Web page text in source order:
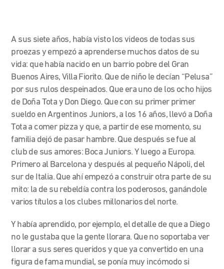
A sus siete años, había visto los videos de todas sus
proezas y empezó a aprenderse muchos datos de su
vida: que había nacido en un barrio pobre del Gran
Buenos Aires, Villa Fiorito. Que de niño le decían “Pelusa”
por sus rulos despeinados. Que era uno de los ocho hijos
de Doña Tota y Don Diego. Que con su primer primer
sueldo en Argentinos Juniors, a los 16 años, llevó a Doña
Tota a comer pizza y que, a partir de ese momento, su
familia dejó de pasar hambre. Que después se fue al
club de sus amores: Boca Juniors. Y luego a Europa.
Primero al Barcelona y después al pequeño Nápoli, del
sur de Italia. Que ahí empezó a construir otra parte de su
mito: la de su rebeldía contra los poderosos, ganándole
varios títulos a los clubes millonarios del norte.
Y había aprendido, por ejemplo, el detalle de que a Diego
no le gustaba que la gente llorara. Que no soportaba ver
llorar a sus seres queridos y que ya convertido en una
figura de fama mundial, se ponía muy incómodo si